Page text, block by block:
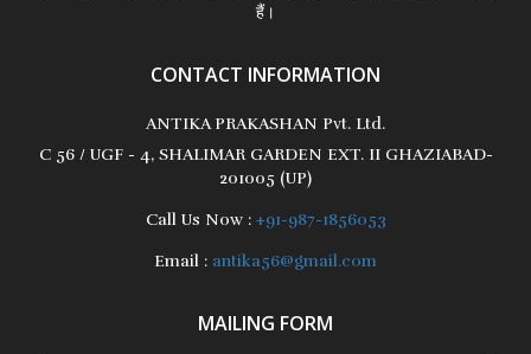
हैं।
CONTACT INFORMATION
ANTIKA PRAKASHAN Pvt. Ltd.
C 56 / UGF - 4, SHALIMAR GARDEN EXT. II GHAZIABAD-
201005 (UP)
Call Us Now : +91-987-1856053
Email : antika56@gmail.com
MAILING FORM